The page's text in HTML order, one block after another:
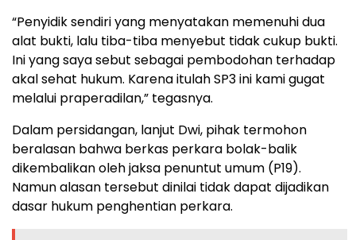
“Penyidik sendiri yang menyatakan memenuhi dua
alat bukti, lalu tiba-tiba menyebut tidak cukup bukti.
Ini yang saya sebut sebagai pembodohan terhadap
akal sehat hukum. Karena itulah SP3 ini kami gugat
melalui praperadilan,” tegasnya.
Dalam persidangan, lanjut Dwi, pihak termohon
beralasan bahwa berkas perkara bolak-balik
dikembalikan oleh jaksa penuntut umum (P19).
Namun alasan tersebut dinilai tidak dapat dijadikan
dasar hukum penghentian perkara.